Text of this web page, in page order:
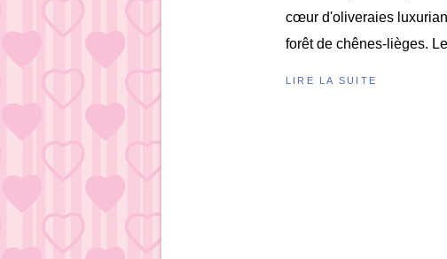
cœur d'oliveraies
forêt de chênes-lièges.
LIRE LA SUITE